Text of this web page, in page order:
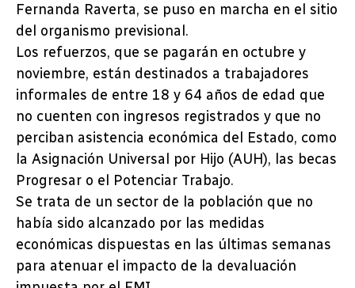
Fernanda Raverta, se puso en marcha en el sitio
del organismo previsional.
Los refuerzos, que se pagarán en octubre y
noviembre, están destinados a trabajadores
informales de entre 18 y 64 años de edad que
no cuenten con ingresos registrados y que no
perciban asistencia económica del Estado, como
la Asignación Universal por Hijo (AUH), las becas
Progresar o el Potenciar Trabajo.
Se trata de un sector de la población que no
había sido alcanzado por las medidas
económicas dispuestas en las últimas semanas
para atenuar el impacto de la devaluación